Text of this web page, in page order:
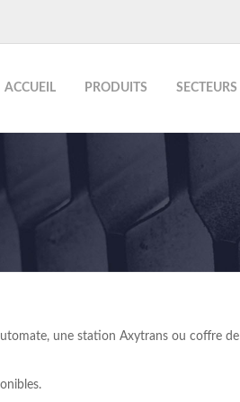
ACCUEIL PRODUITS SECTEURS
une station Axytrans ou coffre de